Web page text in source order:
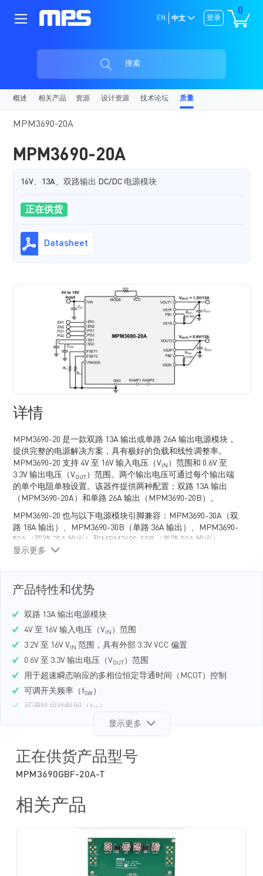
0
登录
EN 中文
搜索
概述 相关产品 资源 设计资源 技术论坛 质量
MPM3690-20A
MPM3690-20A
16V、13A、双路输出 DC/DC 电源模块
正在供货
Datasheet
详情
MPM3690-20 是一款双路 13A 输出或单路 26A 输出电源模块，
提供完整的电源解决方案，具有极好的负载和线性调整率。
MPM3690-20 支持 4V 至 16V 输入电压（V IN ）范围和 0.6V 至
3.3V 输出电压（V OUT ）范围。两个输出电压可通过每个输出端
的单个电阻单独设置。该器件提供两种配置：双路 13A 输出
（MPM3690-20A）和单路 26A 输出（MPM3690-20B）。
MPM3690-20 也与以下电源模块引脚兼容：MPM3690-30A（双
路 18A 输出）、MPM3690-30B（单路 36A 输出）、MPM3690-
50A（双路 25A 输出）和MPM3690-50B（单路 50A 输出）。
MPM3690-20 采用 MPS 独有的多相恒定导通时间控制模式
无源元件。它采用 BGA（16mmx16mmx5.18mm）封装。
显示更多
产品特性和优势
双路 13A 输出电源模块
4V 至 16V 输入电压（V IN ）范围
3.2V 至 16V V IN 范围，具有外部 3.3V VCC 偏置
0.6V 至 3.3V 输出电压（V OUT ）范围
用于超速瞬态响应的多相位恒定导通时间（MCOT）控制
可调开关频率（fSW ）
可调软启动时间（t SS ）
用于两个输出通道的差分远端采样
显示更多
正在供货产品型号
MPM3690GBF-20A-T
相关产品